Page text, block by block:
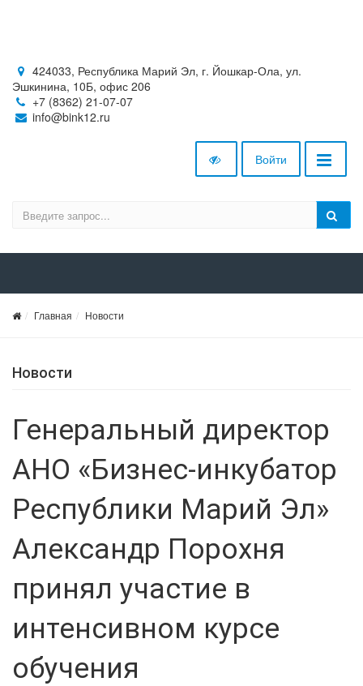
424033, Республика Марий Эл, г. Йошкар-Ола, ул.
Эшкинина, 10Б, офис 206
+7 (8362) 21-07-07
info@bink12.ru
Войти
Главная Новости
Новости
Генеральный директор
АНО «Бизнес-инкубатор
Республики Марий Эл»
Александр Порохня
принял участие в
интенсивном курсе
обучения